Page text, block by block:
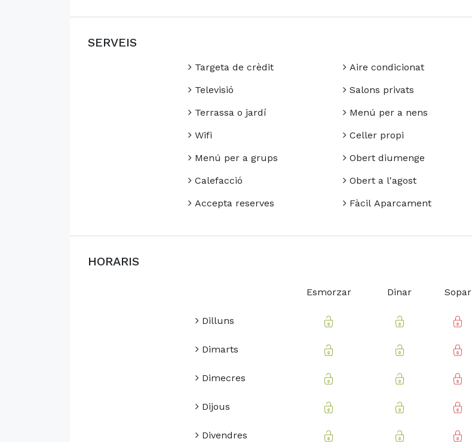
SERVEIS
Targeta de crèdit
Televisió
Terrassa o jardí
Wifi
Menú per a grups
Calefacció
Accepta reserves
Aire condicionat
Salons privats
Menú per a nens
Celler propi
Obert diumenge
Obert a l'agost
Fàcil Aparcament
HORARIS
Esmorzar Dinar Sopar
Dilluns
Dimarts
Dimecres
Dijous
Divendres